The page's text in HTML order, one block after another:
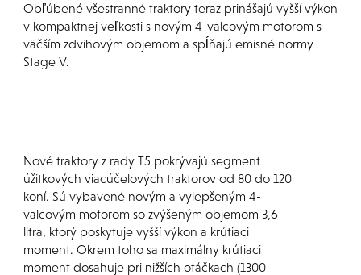
Obľúbené všestranné traktory teraz prinášajú vyšší výkon
v kompaktnej veľkosti s novým 4-valcovým motorom s
väčším zdvihovým objemom a spĺňajú emisné normy
Stage V.
Nové traktory z rady T5 pokrývajú segment
úžitkových viacúčelových traktorov od 80 do 120
koní. Sú vybavené novým a vylepšeným 4-
valcovým motorom so zvýšeným objemom 3,6
litra, ktorý poskytuje vyšší výkon a krútiaci
moment. Okrem toho sa maximálny krútiaci
moment dosahuje pri nižších otáčkach (1300